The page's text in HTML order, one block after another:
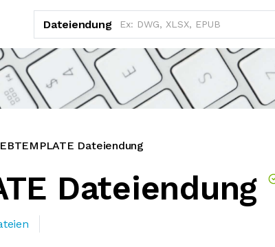
Dateiendung
Dateiendung
Dateiendung